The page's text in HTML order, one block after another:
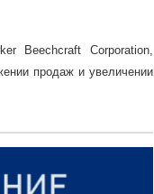
Beechcraft Corporation,
продаж и увеличении